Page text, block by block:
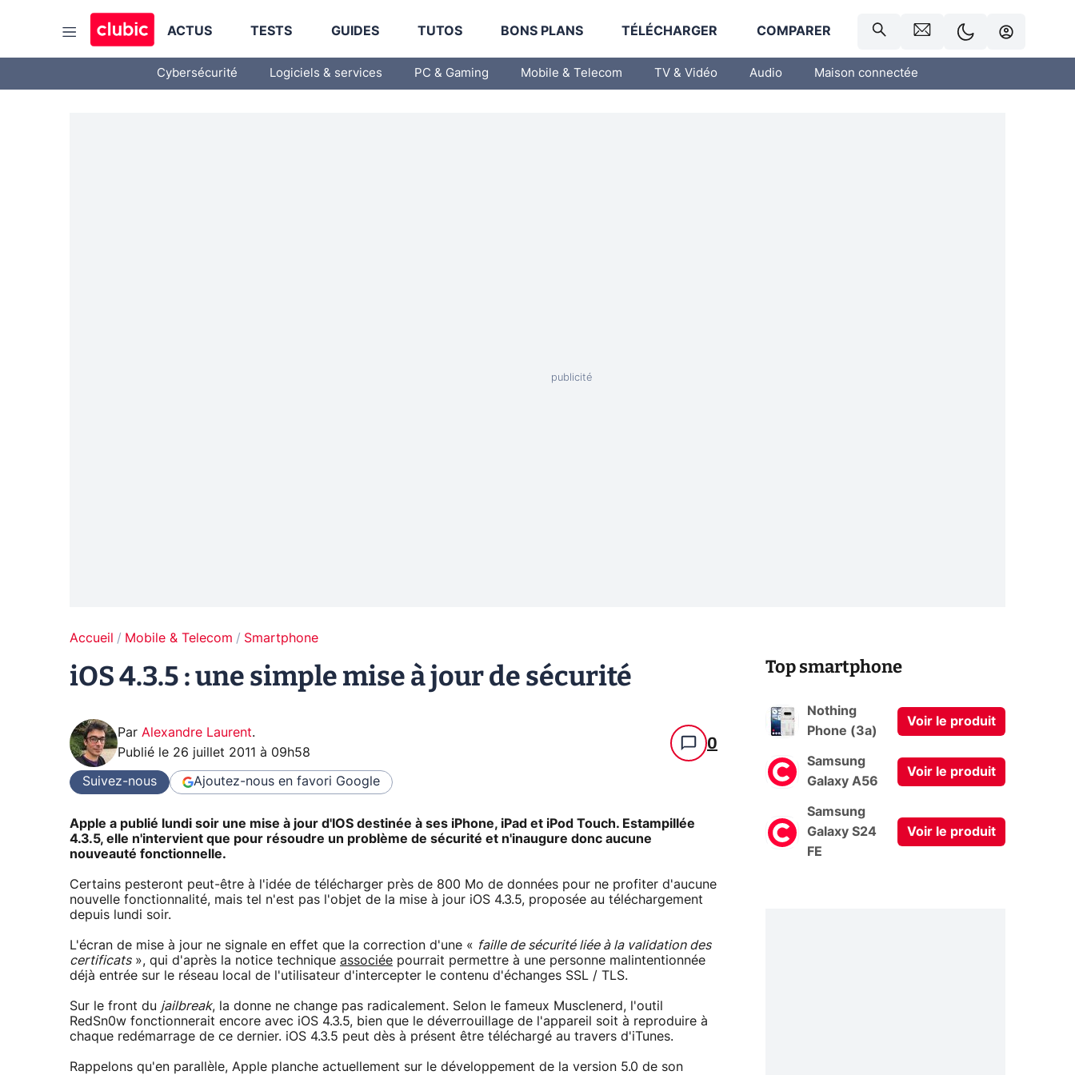
ACTUS TESTS GUIDES TUTOS BONS PLANS TÉLÉCHARGER COMPARER
Cybersécurité Logiciels & services PC & Gaming Mobile & Telecom TV & Vidéo Audio Maison connectée
Accueil Mobile & Telecom Smartphone
iOS 4.3.5 : une simple mise à jour de sécurité
Par Alexandre Laurent.
Publié le 26 juillet 2011 à 09h58 0
Suivez-nous Ajoutez-nous en favori Google
Apple a publié lundi soir une mise à jour d'IOS destinée à ses iPhone, iPad et iPod Touch. Estampillée
4.3.5, elle n'intervient que pour résoudre un problème de sécurité et n'inaugure donc aucune
nouveauté fonctionnelle.
Certains pesteront peut-être à l'idée de télécharger près de 800 Mo de données pour ne profiter d'aucune
nouvelle fonctionnalité, mais tel n'est pas l'objet de la mise à jour iOS 4.3.5, proposée au téléchargement
depuis lundi soir.
L'écran de mise à jour ne signale en effet que la correction d'une « faille de sécurité liée à la validation des
certificats», qui d'après la notice technique associée pourrait permettre à une personne malintentionnée
déjà entrée sur le réseau local de l'utilisateur d'intercepter le contenu d'échanges SSL / TLS.
Sur le front du jailbreak, la donne ne change pas radicalement. Selon le fameux Musclenerd, l'outil
RedSn0w fonctionnerait encore avec iOS 4.3.5, bien que le déverrouillage de l'appareil soit à reproduire à
chaque redémarrage de ce dernier. iOS 4.3.5 peut dès à présent être téléchargé au travers d'iTunes.
Rappelons qu'en parallèle, Apple planche actuellement sur le développement de la version 5.0 de son
Top smartphone
Nothing
Phone (3a)
Voir le produit
Samsung
Galaxy A56
Voir le produit
Samsung
Galaxy S24
FE
Voir le produit